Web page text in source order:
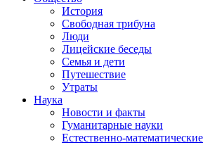
История
Свободная трибуна
Люди
Лицейские беседы
Семья и дети
Путешествие
Утраты
Наука
Новости и факты
Гуманитарные науки
Естественно-